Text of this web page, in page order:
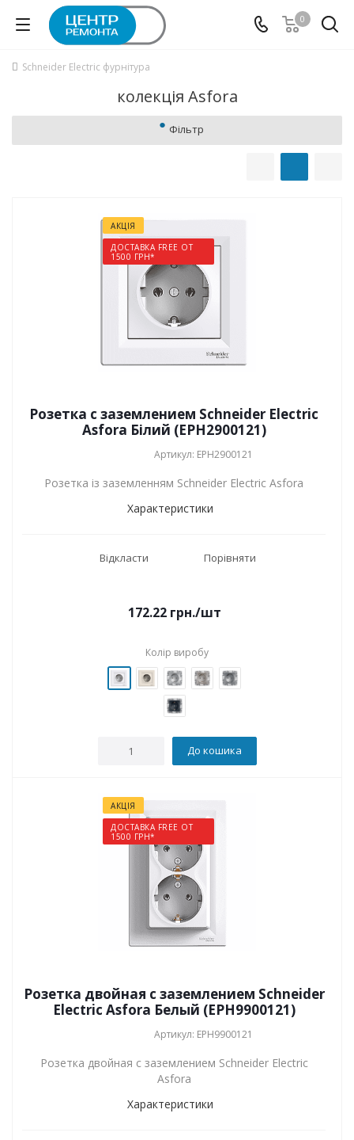
0
Schneider Electric фурнітура
колекція Asfora
Фільтр
АКЦІЯ
ДОСТАВКА FREE ОТ
1500 ГРН*
Розетка с заземлением Schneider Electric
Asfora Білий (EPH2900121)
Артикул: EPH2900121
Розетка із заземленням Schneider Electric Asfora
Характеристики
Відкласти Порівняти
172.22грн./шт
Колір виробу
До кошика
АКЦІЯ
ДОСТАВКА FREE ОТ
1500 ГРН*
Розетка двойная с заземлением Schneider
Electric Asfora Белый (EPH9900121)
Артикул: EPH9900121
Розетка двойная с заземлением Schneider Electric
Asfora
Характеристики